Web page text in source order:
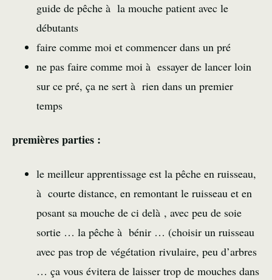
guide de pêche à la mouche patient avec le
débutants
faire comme moi et commencer dans un pré
ne pas faire comme moi à essayer de lancer loin
sur ce pré, ça ne sert à rien dans un premier
temps
premières parties :
le meilleur apprentissage est la pêche en ruisseau,
à courte distance, en remontant le ruisseau et en
posant sa mouche de ci delà , avec peu de soie
sortie … la pêche à bénir … (choisir un ruisseau
avec pas trop de végétation rivulaire, peu d’arbres
… ça vous évitera de laisser trop de mouches dans